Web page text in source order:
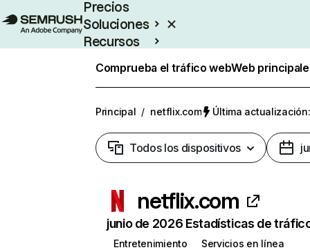
Precios
Soluciones
Recursos
Comprueba el tráfico webWeb
Principal / netflix.com Última
Todos los dispositivos
netflix.com
junio de 2026 Estadísticas de
Entretenimiento
Servicios en línea